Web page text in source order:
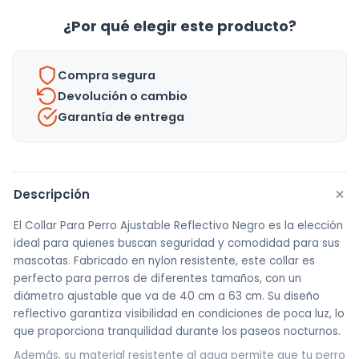
¿Por qué elegir este producto?
Compra segura
Devolución o cambio
Garantía de entrega
Descripción +
El Collar Para Perro Ajustable Reflectivo Negro es la elección
ideal para quienes buscan seguridad y comodidad para sus
mascotas. Fabricado en nylon resistente, este collar es
perfecto para perros de diferentes tamaños, con un
diámetro ajustable que va de 40 cm a 63 cm. Su diseño
reflectivo garantiza visibilidad en condiciones de poca luz, lo
que proporciona tranquilidad durante los paseos nocturnos.
Además, su material resistente al agua permite que tu perro